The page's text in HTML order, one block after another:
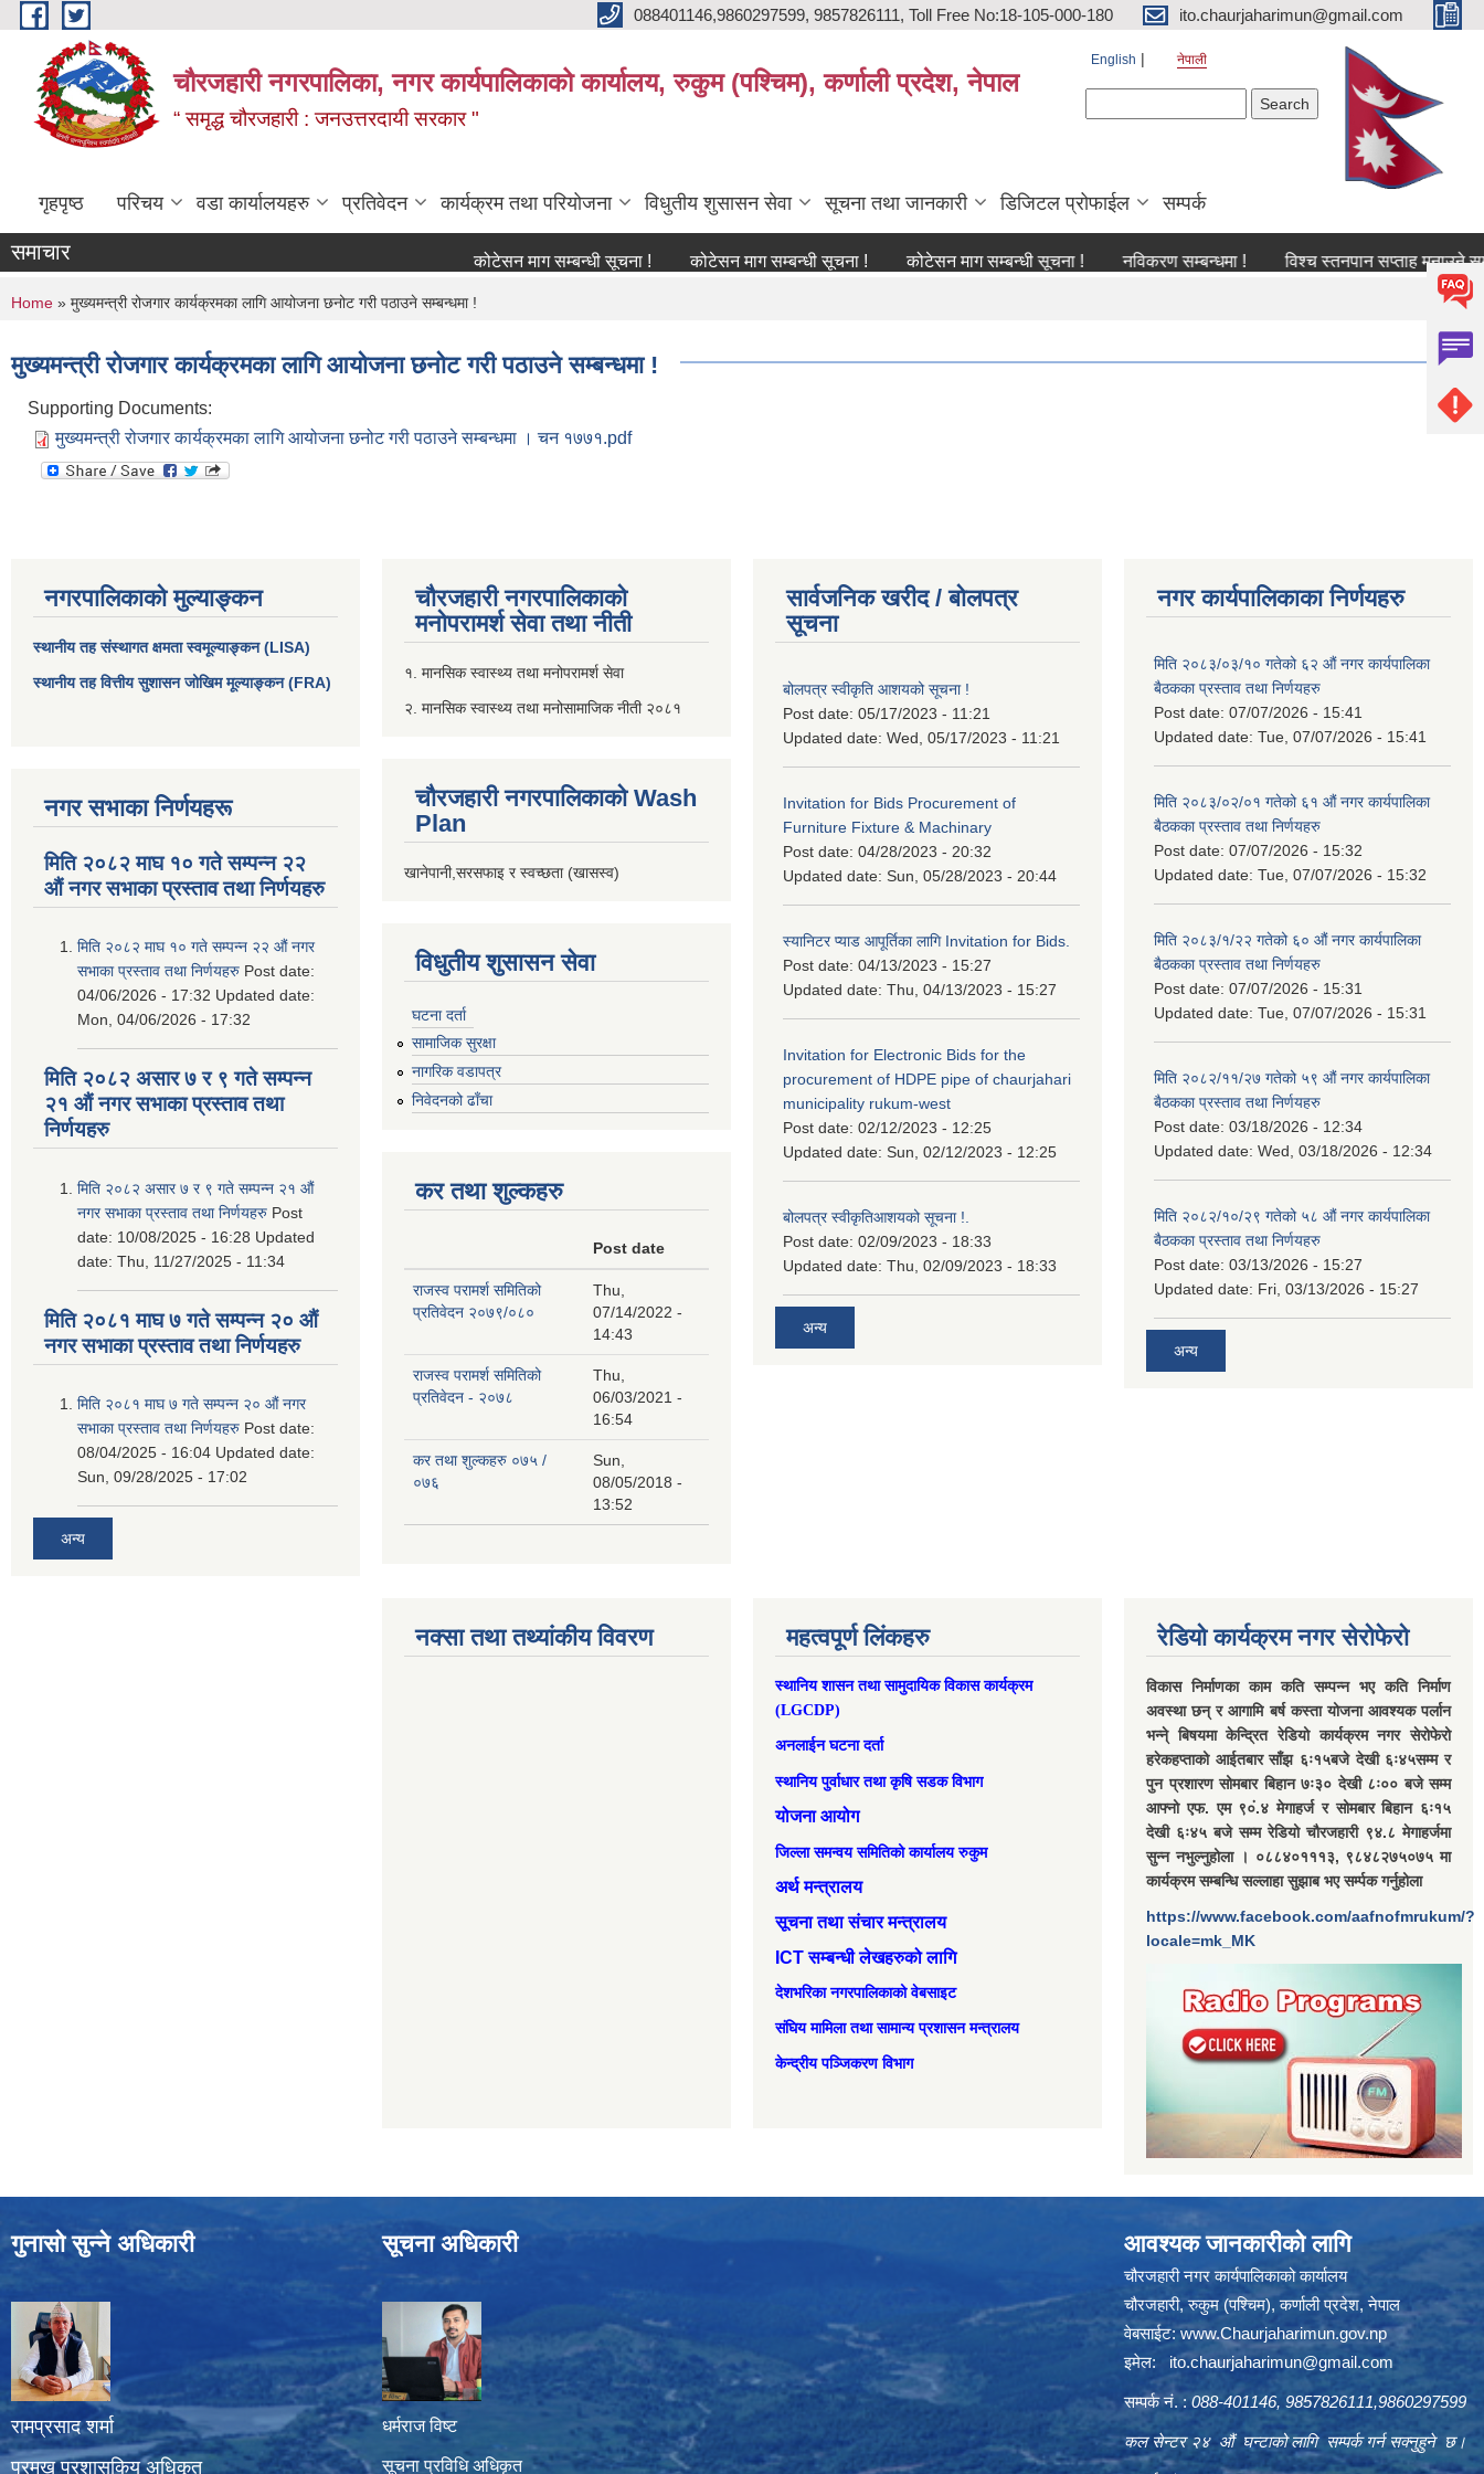
Skip to main content 088401146,9860297599, 9857826111, Toll Free No:18-105-000-180 ito.chaurjaharimun@gmail.com
चौरजहारी नगरपालिका, नगर कार्यपालिकाको कार्यालय, रुकुम (पश्चिम), कर्णाली प्रदेश, नेपाल
“ समृद्ध चौरजहारी : जनउत्तरदायी सरकार "
English नेपाली
गृहपृष्ठ परिचय वडा कार्यालयहरु प्रतिवेदन कार्यक्रम तथा परियोजना विधुतीय शुसासन सेवा सूचना तथा जानकारी डिजिटल प्रोफाईल सम्पर्क
समाचार कोटेसन माग सम्बन्धी सूचना ! कोटेसन माग सम्बन्धी सूचना ! कोटेसन माग सम्बन्धी सूचना ! नविकरण सम्बन्धमा ! विश्च स्तनपान सप्ताह मनाउने सम्बन्धी
You are here
Home » मुख्यमन्त्री रोजगार कार्यक्रमका लागि आयोजना छनोट गरी पठाउने सम्बन्धमा !
मुख्यमन्त्री रोजगार कार्यक्रमका लागि आयोजना छनोट गरी पठाउने सम्बन्धमा !
Supporting Documents:
मुख्यमन्त्री रोजगार कार्यक्रमका लागि आयोजना छनोट गरी पठाउने सम्बन्धमा । चन १७७१.pdf
नगरपालिकाको मुल्याङ्कन
स्थानीय तह संस्थागत क्षमता स्वमूल्याङ्कन (LISA)
स्थानीय तह वित्तीय सुशासन जोखिम मूल्याङ्कन (FRA)
नगर सभाका निर्णयहरू
मिति २०८२ माघ १० गते सम्पन्न २२
औं नगर सभाका प्रस्ताव तथा निर्णयहरु
मिति २०८२ माघ १० गते सम्पन्न २२ औं नगर
सभाका प्रस्ताव तथा निर्णयहरु Post date:
04/06/2026 - 17:32 Updated date:
Mon, 04/06/2026 - 17:32
मिति २०८२ असार ७ र ९ गते सम्पन्न
२१ औं नगर सभाका प्रस्ताव तथा
निर्णयहरु
मिति २०८२ असार ७ र ९ गते सम्पन्न २१ औं
नगर सभाका प्रस्ताव तथा निर्णयहरु Post
date: 10/08/2025 - 16:28 Updated
date: Thu, 11/27/2025 - 11:34
मिति २०८१ माघ ७ गते सम्पन्न २० औं
नगर सभाका प्रस्ताव तथा निर्णयहरु
मिति २०८१ माघ ७ गते सम्पन्न २० औं नगर
सभाका प्रस्ताव तथा निर्णयहरु Post date:
08/04/2025 - 16:04 Updated date:
Sun, 09/28/2025 - 17:02
अन्य
चौरजहारी नगरपालिकाको
मनोपरामर्श सेवा तथा नीती
१. मानसिक स्वास्थ्य तथा मनोपरामर्श सेवा
२. मानसिक स्वास्थ्य तथा मनोसामाजिक नीती २०८१
चौरजहारी नगरपालिकाको Wash
Plan
खानेपानी,सरसफाइ र स्वच्छता (खासस्व)
विधुतीय शुसासन सेवा
घटना दर्ता
सामाजिक सुरक्षा
नागरिक वडापत्र
निवेदनको ढाँचा
कर तथा शुल्कहरु
Post date
राजस्व परामर्श समितिको
प्रतिवेदन २०७९/०८०
Thu,
07/14/2022 -
14:43
राजस्व परामर्श समितिको
प्रतिवेदन - २०७८
Thu,
06/03/2021 -
16:54
कर तथा शुल्कहरु ०७५ /
०७६
Sun,
08/05/2018 -
13:52
सार्वजनिक खरीद / बोलपत्र
सूचना
बोलपत्र स्वीकृति आशयको सूचना !
Post date: 05/17/2023 - 11:21
Updated date: Wed, 05/17/2023 - 11:21
Invitation for Bids Procurement of
Furniture Fixture & Machinary
Post date: 04/28/2023 - 20:32
Updated date: Sun, 05/28/2023 - 20:44
स्यानिटर प्याड आपूर्तिका लागि Invitation for Bids.
Post date: 04/13/2023 - 15:27
Updated date: Thu, 04/13/2023 - 15:27
Invitation for Electronic Bids for the
procurement of HDPE pipe of chaurjahari
municipality rukum-west
Post date: 02/12/2023 - 12:25
Updated date: Sun, 02/12/2023 - 12:25
बोलपत्र स्वीकृतिआशयको सूचना !.
Post date: 02/09/2023 - 18:33
Updated date: Thu, 02/09/2023 - 18:33
अन्य
नगर कार्यपालिकाका निर्णयहरु
मिति २०८३/०३/१० गतेको ६२ औं नगर कार्यपालिका
बैठकका प्रस्ताव तथा निर्णयहरु
Post date: 07/07/2026 - 15:41
Updated date: Tue, 07/07/2026 - 15:41
मिति २०८३/०२/०१ गतेको ६१ औं नगर कार्यपालिका
बैठकका प्रस्ताव तथा निर्णयहरु
Post date: 07/07/2026 - 15:32
Updated date: Tue, 07/07/2026 - 15:32
मिति २०८३/१/२२ गतेको ६० औं नगर कार्यपालिका
बैठकका प्रस्ताव तथा निर्णयहरु
Post date: 07/07/2026 - 15:31
Updated date: Tue, 07/07/2026 - 15:31
मिति २०८२/११/२७ गतेको ५९ औं नगर कार्यपालिका
बैठकका प्रस्ताव तथा निर्णयहरु
Post date: 03/18/2026 - 12:34
Updated date: Wed, 03/18/2026 - 12:34
मिति २०८२/१०/२९ गतेको ५८ औं नगर कार्यपालिका
बैठकका प्रस्ताव तथा निर्णयहरु
Post date: 03/13/2026 - 15:27
Updated date: Fri, 03/13/2026 - 15:27
अन्य
नक्सा तथा तथ्यांकीय विवरण महत्वपूर्ण लिंकहरु
स्थानिय शासन तथा सामुदायिक विकास कार्यक्रम
(LGCDP)
अनलाईन घटना दर्ता
स्थानिय पुर्वाधार तथा कृषि सडक विभाग
योजना आयोग
जिल्ला समन्वय समितिको कार्यालय रुकुम
अर्थ मन्त्रालय
सूचना तथा संचार मन्त्रालय
ICT सम्बन्धी लेखहरुको लागि
देशभरिका नगरपालिकाको वेबसाइट
संघिय मामिला तथा सामान्‍य प्रशासन मन्त्रालय
केन्द्रीय पञ्जिकरण विभाग
रेडियो कार्यक्रम नगर सेरोफेरो
विकास निर्माणका काम कति सम्पन्न भए कति निर्माण
अवस्था छन् र आगामि बर्ष कस्ता योजना आवश्यक पर्लान
भन्ने् बिषयमा केन्द्रित रेडियो कार्यक्रम नगर सेरोफेरो
हरेकहप्ताको आईतबार साँझ ६ः१५बजे देखी ६ः४५सम्म र
पुन प्रशारण सोमबार बिहान ७ः३० देखी ८ः०० बजे सम्म
आफ्नो एफ. एम ९०ं.४ मेगाहर्ज र सोमबार बिहान ६ः१५
देखी ६ः४५ बजे सम्म रेडियो चौरजहारी ९४.८ मेगाहर्जमा
सुन्न नभुल्नुहोला । ०८८४०१११३, ९८४८२७५०७५ मा
कार्यक्रम सम्बन्धि सल्लाहा सुझाब भए सर्म्पक गर्नुहोला
https://www.facebook.com/aafnofmrukum/?
locale=mk_MK
गुनासो सुन्ने अधिकारी
रामप्रसाद शर्मा
प्रमुख प्रशासकिय अधिकृत
सूचना अधिकारी
धर्मराज विष्ट
सूचना प्रविधि अधिकृत
आवश्यक जानकारीको लागि
चौरजहारी नगर कार्यपालिकाको कार्यालय
चौरजहारी, रुकुम (पश्चिम), कर्णाली प्रदेश, नेपाल
वेबसाईट:www.Chaurjaharimun.gov.np
इमेल: ito.chaurjaharimun@gmail.com
सम्पर्क नं. : 088-401146, 9857826111,9860297599
कल सेन्टर २४ औं घन्टाको लागि सम्पर्क गर्न सक्नुहुने छ।